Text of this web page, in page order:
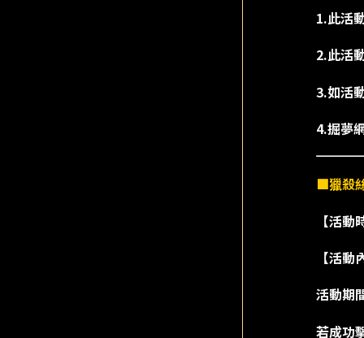
1.此活
2.此活
3.如活
4.掘夢
■獵殺
【活
【活動
活動期
若成功